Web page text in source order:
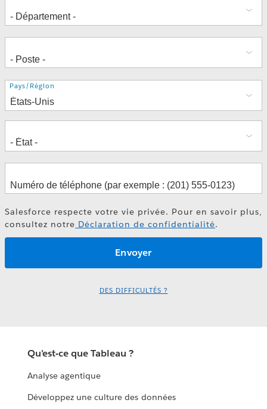
Adresse
Pays/Région
Salesforce respecte votre vie privée. Pour en savoir plus,
consultez notre Déclaration de confidentialité.
DES DIFFICULTÉS ?
Qu'est-ce que Tableau ?
Analyse agentique
Développez une culture des données